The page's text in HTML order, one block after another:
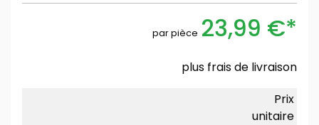
par pièce 23,99 €*
plus frais de livraison
Prix
unitaire